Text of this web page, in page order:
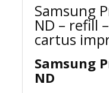
Samsung
ND – refill
cartus
Samsung
ND